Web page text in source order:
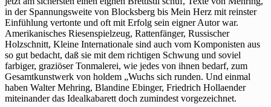
in der Spannungsweite von Blocksberg bis Mein Herz mit reinster
Einfühlung vertonte und oft mit Erfolg sein eigner Autor war.
Amerikanisches Riesenspielzeug, Rattenfänger, Russischer
Holzschnitt, Kleine Internationale sind auch vom Komponisten aus
so gut bedacht, daß sie mit dem richtigen Schwung und soviel
farbiger, graziöser Tonmalerei, wie jedes von ihnen bedarf, zum
Gesamtkunstwerk von holdem „Wuchs sich runden. Und einmal
haben Walter Mehring, Blandine Ebinger, Friedrich Hollaender
miteinander das Idealkabarett doch zumindest vorgezeichnet.